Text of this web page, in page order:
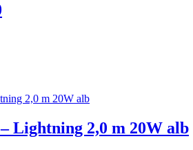
Lightning 2,0 m 20W alb